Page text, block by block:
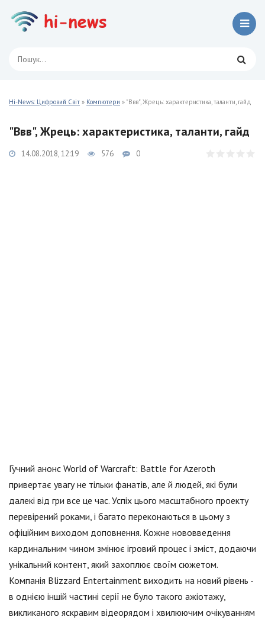
Hi-News: Цифровий Світ » Компютери » "Ввв", Жрець: характеристика, таланти, гайд
"Ввв", Жрець: характеристика, таланти, гайд
14.08.2018, 12:19 576 0
Гучний анонс World of Warcraft: Battle for Azeroth
привертає увагу не тільки фанатів, але й людей, які були
далекі від гри все це час. Успіх цього масштабного проекту
перевірений роками, і багато переконаються в цьому з
офіційним виходом доповнення. Кожне нововведення
кардинальним чином змінює ігровий процес і зміст, додаючи
унікальний контент, який захоплює своїм сюжетом.
Компанія Blizzard Entertainment виходить на новий рівень -
в однією іншій частині серії не було такого ажіотажу,
викликаного яскравим відеорядом і хвилюючим очікуванням